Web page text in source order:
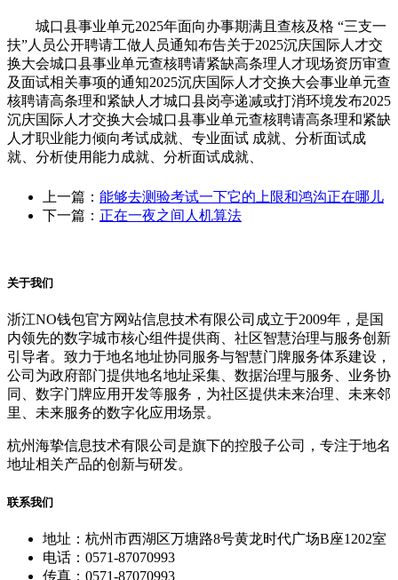
城口县事业单元2025年面向办事期满且查核及格 “三支一
扶”人员公开聘请工做人员通知布告关于2025沉庆国际人才交
换大会城口县事业单元查核聘请紧缺高条理人才现场资历审查
及面试相关事项的通知2025沉庆国际人才交换大会事业单元查
核聘请高条理和紧缺人才城口县岗亭递减或打消环境发布2025
沉庆国际人才交换大会城口县事业单元查核聘请高条理和紧缺
人才职业能力倾向考试成就、专业面试 成就、分析面试成
就、分析使用能力成就、分析面试成就、
上一篇： 能够去测验考试一下它的上限和鸿沟正在哪儿
下一篇： 正在一夜之间人机算法
关于我们
浙江NO钱包官方网站信息技术有限公司成立于2009年，是国
内领先的数字城市核心组件提供商、社区智慧治理与服务创新
引导者。致力于地名地址协同服务与智慧门牌服务体系建设，
公司为政府部门提供地名地址采集、数据治理与服务、业务协
同、数字门牌应用开发等服务，为社区提供未来治理、未来邻
里、未来服务的数字化应用场景。
杭州海挚信息技术有限公司是旗下的控股子公司，专注于地名
地址相关产品的创新与研发。
联系我们
地址：杭州市西湖区万塘路8号黄龙时代广场B座1202室
电话：0571-87070993
传真：0571-87070993